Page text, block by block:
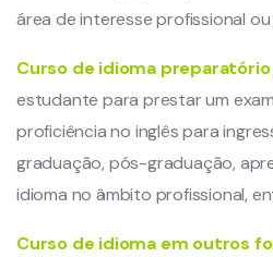
área de interesse profissional
Curso de idioma preparatório
estudante para prestar um
proficiência no inglês para
graduação, pós-graduação,
idioma no âmbito profissional,
Curso de idioma em outros